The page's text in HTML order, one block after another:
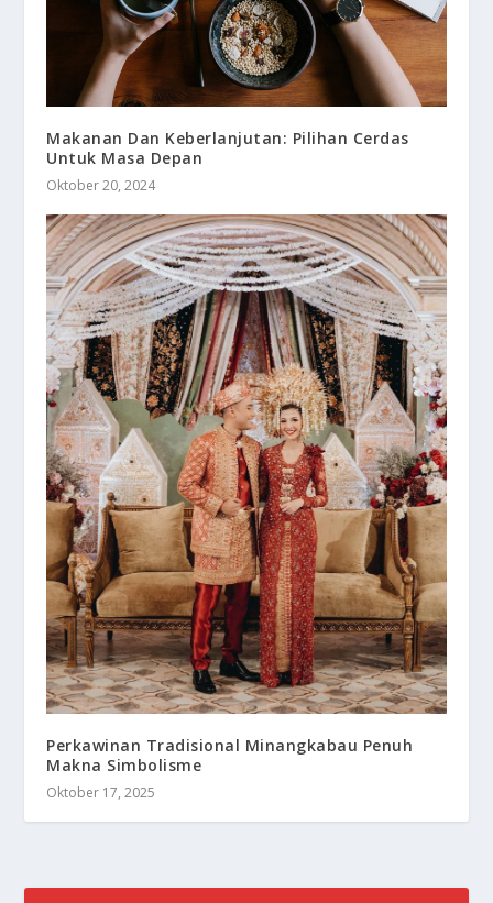
Makanan Dan Keberlanjutan: Pilihan Cerdas
Untuk Masa Depan
Oktober 20, 2024
Perkawinan Tradisional Minangkabau Penuh
Makna Simbolisme
Oktober 17, 2025